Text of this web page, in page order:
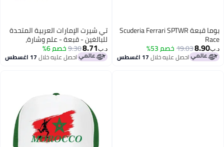
بوما قبعة Scuderia Ferrari SPTWR
Race
د.ب‏8.90
19.03خصم 53%
احصل عليه خلال17 اغسطس 4
تي شيرت الإمارات العربية المتحدة
للبالغين - قبعة - علم وشارة،
مجموعة مكونة من 4 قطع
د.ب‏8.71
9.30خصم 6%
احصل عليه خلال17 اغسطس